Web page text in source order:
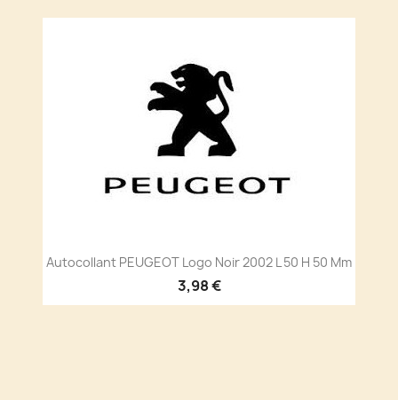
Autocollant PEUGEOT Logo Noir 2002 L 50 H 50 Mm
3,98 €